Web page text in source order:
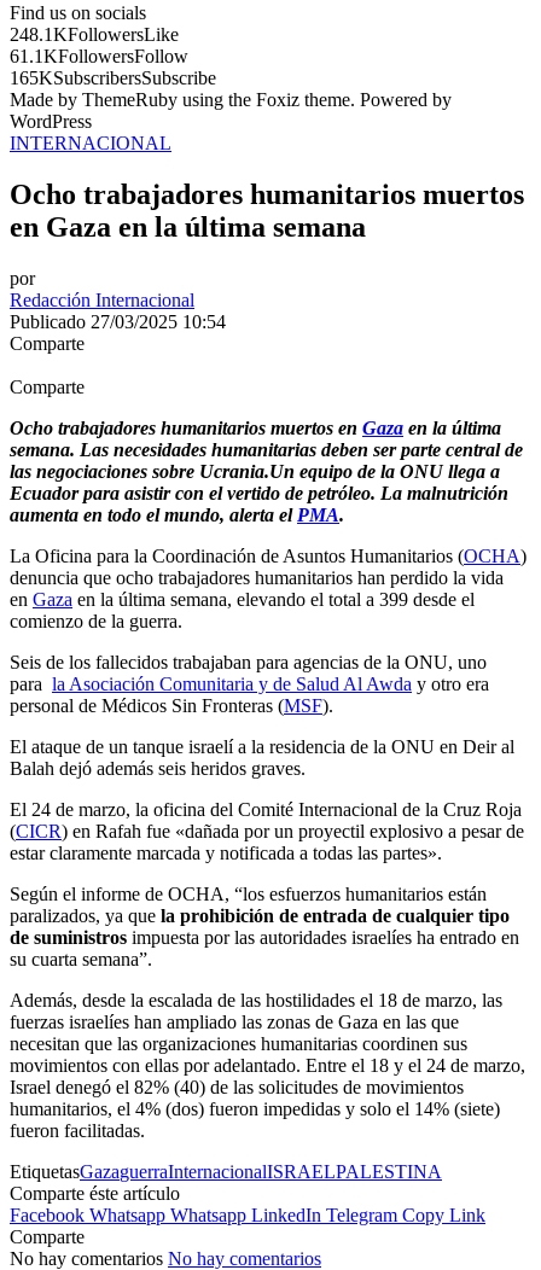
Find us on socials
248.1KFollowersLike
61.1KFollowersFollow
165KSubscribersSubscribe
Made by ThemeRuby using the Foxiz theme. Powered by
WordPress
INTERNACIONAL
Ocho trabajadores humanitarios muertos
en Gaza en la última semana
por
Redacción Internacional
Publicado 27/03/2025 10:54
Comparte
Comparte
Ocho trabajadores humanitarios muertos en Gaza en la última
semana. Las necesidades humanitarias deben ser parte central de
las negociaciones sobre Ucrania.Un equipo de la ONU llega a
Ecuador para asistir con el vertido de petróleo. La malnutrición
aumenta en todo el mundo, alerta el PMA.
La Oficina para la Coordinación de Asuntos Humanitarios (OCHA)
denuncia que ocho trabajadores humanitarios han perdido la vida
en Gaza en la última semana, elevando el total a 399 desde el
comienzo de la guerra.
Seis de los fallecidos trabajaban para agencias de la ONU, uno
para la Asociación Comunitaria y de Salud Al Awda y otro era
personal de Médicos Sin Fronteras (MSF).
El ataque de un tanque israelí a la residencia de la ONU en Deir al
Balah dejó además seis heridos graves.
El 24 de marzo, la oficina del Comité Internacional de la Cruz Roja
(CICR) en Rafah fue «dañada por un proyectil explosivo a pesar de
estar claramente marcada y notificada a todas las partes».
Según el informe de OCHA, “los esfuerzos humanitarios están
paralizados, ya que la prohibición de entrada de cualquier tipo
de suministros impuesta por las autoridades israelíes ha entrado en
su cuarta semana”.
Además, desde la escalada de las hostilidades el 18 de marzo, las
fuerzas israelíes han ampliado las zonas de Gaza en las que
necesitan que las organizaciones humanitarias coordinen sus
movimientos con ellas por adelantado. Entre el 18 y el 24 de marzo,
Israel denegó el 82% (40) de las solicitudes de movimientos
humanitarios, el 4% (dos) fueron impedidas y solo el 14% (siete)
fueron facilitadas.
EtiquetasGazaguerraInternacionalISRAELPALESTINA
Comparte éste artículo
Facebook Whatsapp Whatsapp LinkedIn Telegram Copy Link
Comparte
No hay comentarios No hay comentarios